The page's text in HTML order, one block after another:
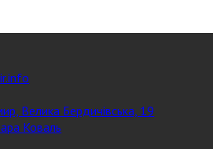
Велика Бердичівська, 19
Коваль